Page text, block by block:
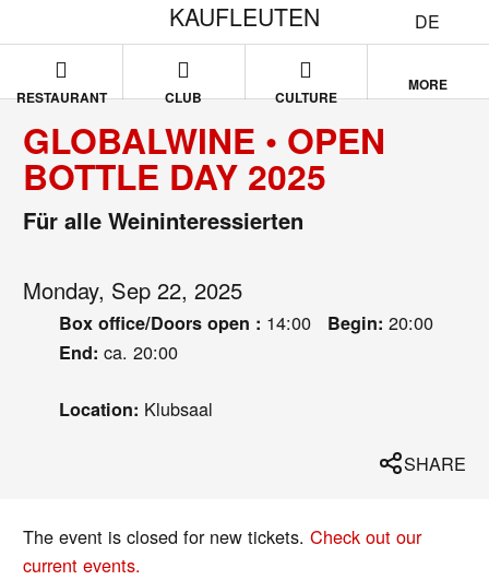
DE
KAUFLEUTEN
RESTAURANT CLUB CULTURE
MORE
GLOBALWINE • OPEN
BOTTLE DAY 2025
Für alle Weininteressierten
Monday, Sep 22, 2025
Box office/Doors open : 14:00 Begin: 20:00
End: ca. 20:00
Location: Klubsaal
SHARE
The event is closed for new tickets.Check out our
current events.